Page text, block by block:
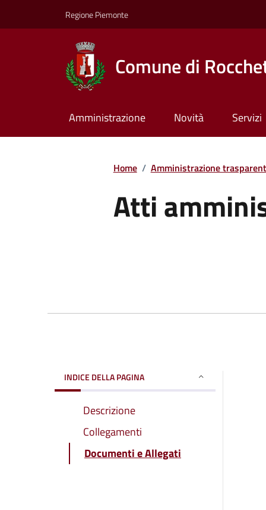
Regione Piemonte
Comune di
Amministrazione Novità Servizi
Home / Amministrazione
Atti
INDICE DELLA PAGINA
Descrizione
Collegamenti
Documenti e Allegati